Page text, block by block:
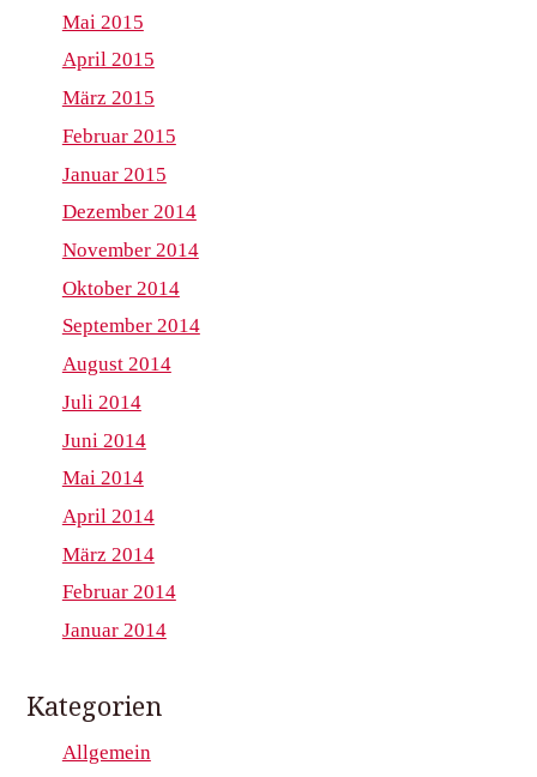
Mai 2015
April 2015
März 2015
Februar 2015
Januar 2015
Dezember 2014
November 2014
Oktober 2014
September 2014
August 2014
Juli 2014
Juni 2014
Mai 2014
April 2014
März 2014
Februar 2014
Januar 2014
Kategorien
Allgemein